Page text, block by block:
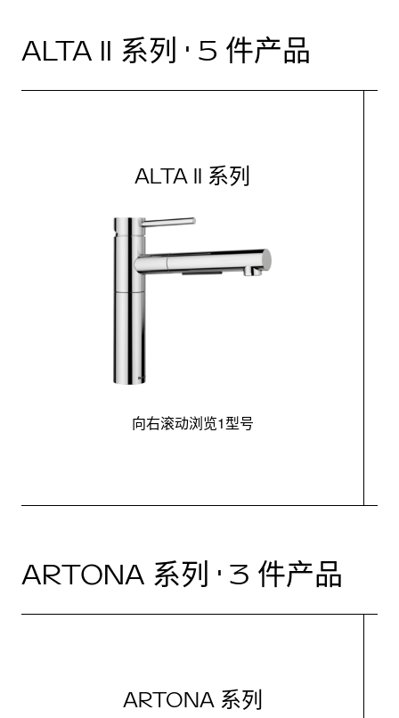
ALTA II 系列 · 5 件产品
ALTA II 系列
向右滚动浏览1型号
ARTONA 系列 · 3 件产品
ARTONA 系列